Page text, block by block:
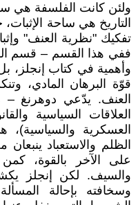
ولئن كانت الفلسفة هي
التاريخ هي ساحة
تفكيك "نظرية العنف"
ففي هذا القسم – قسم
وأهمية في كتاب إنجلز،
قوّة البرهان المادي،
العنف. يدّعي دوهرنغ –
العلاقات السياسية
العسكرية
الظلم والاستعباد
على الآخر بالقوة،
والسيف. لكن إنجلز
وسخافته بإحالة